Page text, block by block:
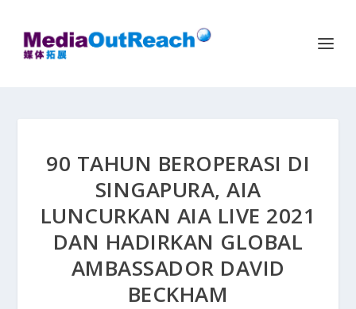
90 TAHUN BEROPERASI DI
SINGAPURA, AIA
LUNCURKAN AIA LIVE 2021
DAN HADIRKAN GLOBAL
AMBASSADOR DAVID
BECKHAM